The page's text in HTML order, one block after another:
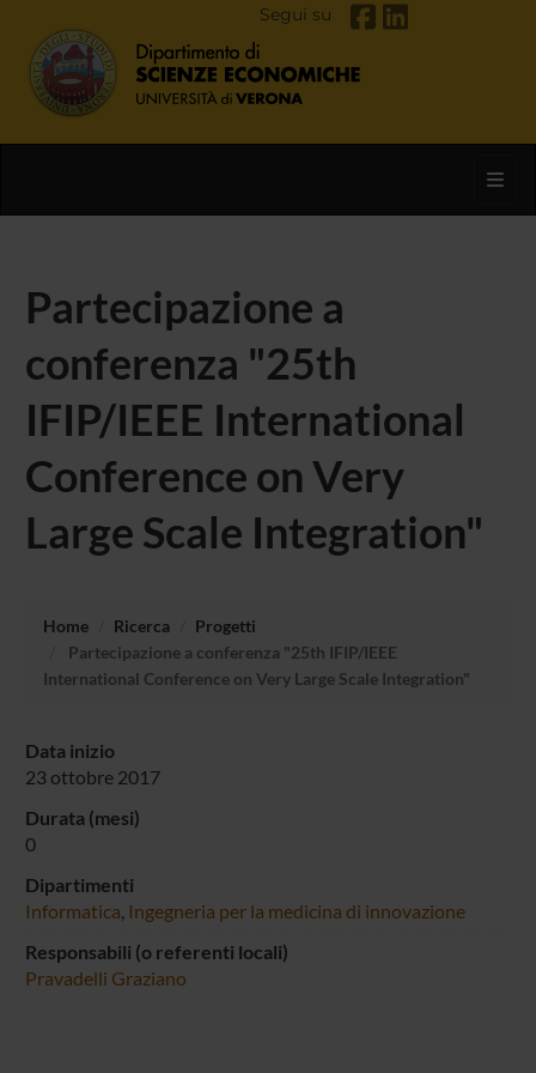
Segui su
Partecipazione a
conferenza "25th
IFIP/IEEE International
Conference on Very
Large Scale Integration"
Home Ricerca
Progetti
Partecipazione a conferenza "25th IFIP/IEEE
International Conference on Very Large Scale Integration"
Data inizio
23 ottobre 2017
Durata (mesi)
0
Dipartimenti
Informatica, Ingegneria per la medicina di innovazione
Responsabili (o referenti locali)
Pravadelli Graziano